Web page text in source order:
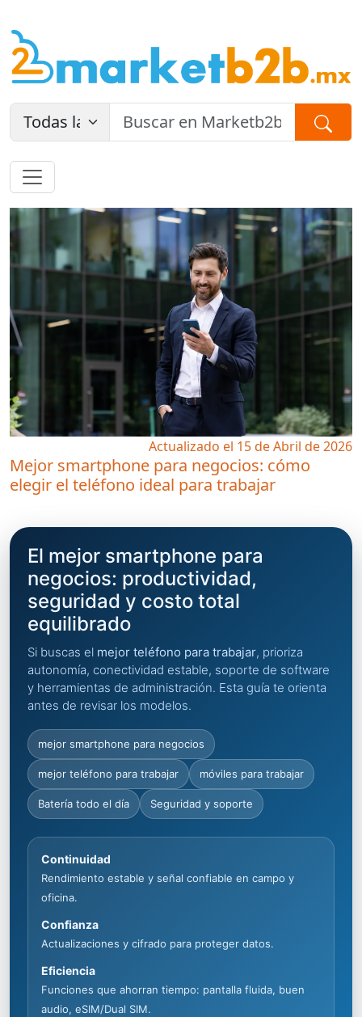
Actualizado el 15 de Abril de 2026
Mejor smartphone para negocios: cómo
elegir el teléfono ideal para trabajar
El mejor smartphone para
negocios: productividad,
seguridad y costo total
equilibrado
Si buscas el mejor teléfono para trabajar, prioriza
autonomía, conectividad estable, soporte de software
y herramientas de administración. Esta guía te orienta
antes de revisar los modelos.
mejor smartphone para negocios
mejor teléfono para trabajar móviles para trabajar
Batería todo el día Seguridad y soporte
Continuidad
Rendimiento estable y señal confiable en campo y
oficina.
Confianza
Actualizaciones y cifrado para proteger datos.
Eficiencia
Funciones que ahorran tiempo: pantalla fluida, buen
audio, eSIM/Dual SIM.